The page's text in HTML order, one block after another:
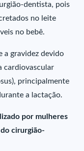
dentista, pois
no leite
no bebê.
a gravidez devido
cardiovascular
principalmente
a lactação.
por mulheres
cirurgião-